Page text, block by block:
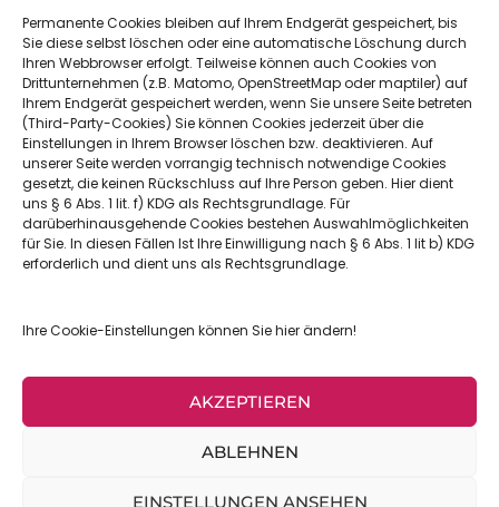
Permanente Cookies bleiben auf Ihrem Endgerät gespeichert, bis
Sie diese selbst löschen oder eine automatische Löschung durch
Ihren Webbrowser erfolgt. Teilweise können auch Cookies von
Drittunternehmen (z.B. Matomo, OpenStreetMap oder maptiler) auf
Ihrem Endgerät gespeichert werden, wenn Sie unsere Seite betreten
(Third-Party-Cookies) Sie können Cookies jederzeit über die
Einstellungen in Ihrem Browser löschen bzw. deaktivieren. Auf
unserer Seite werden vorrangig technisch notwendige Cookies
gesetzt, die keinen Rückschluss auf Ihre Person geben. Hier dient
uns § 6 Abs. 1 lit. f) KDG als Rechtsgrundlage. Für
darüberhinausgehende Cookies bestehen Auswahlmöglichkeiten
für Sie. In diesen Fällen Ist Ihre Einwilligung nach § 6 Abs. 1 lit b) KDG
erforderlich und dient uns als Rechtsgrundlage.
Ihre Cookie-Einstellungen können Sie hier ändern!
AKZEPTIEREN
ABLEHNEN
EINSTELLUNGEN ANSEHEN
Sachsenweg 3,
66121 Saarbrücken
0681 6683512
Informationen
Downloads
Datenschutz